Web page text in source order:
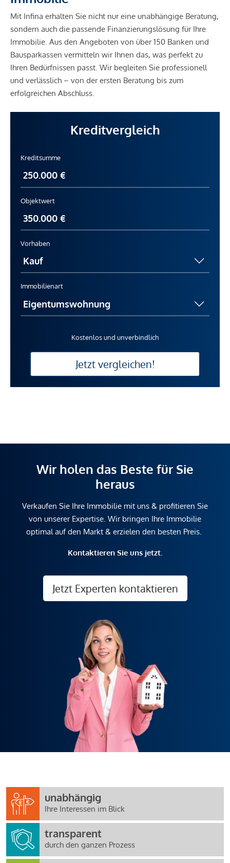
Mit Infina erhalten Sie nicht nur eine unabhängige Beratung,
sondern auch die passende Finanzierungslösung für Ihre
Immobilie. Aus den Angeboten von über 150 Banken und
Bausparkassen vermitteln wir Ihnen das, was perfekt zu
Ihren Bedürfnissen passt. Wir begleiten Sie professionell
und verlässlich – von der ersten Beratung bis zum
erfolgreichen Abschluss.
Kreditvergleich
Kreditsumme
Objektwert
Vorhaben
Immobilienart
Kostenlos und unverbindlich
Jetzt vergleichen!
Wir holen das Beste für Sie
heraus
Verkaufen Sie Ihre Immobilie mit uns & profitieren Sie
von unserer Expertise. Wir bringen Ihre Immobilie
optimal auf den Markt & erzielen den besten Preis.
Kontaktieren Sie uns jetzt.
Jetzt Experten kontaktieren
unabhängig
Ihre Interessen im Blick
transparent
durch den ganzen Prozess